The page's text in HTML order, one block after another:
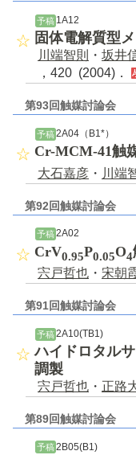
予稿 1A12
固体電解質型
川端智則 ・ 坂井
，420 (2004)．
第93回触媒討論会
予稿 2A04（B1*）
Cr-MCM-41触
大石嘉彦 ・ 川端
第92回触媒討論会
予稿 2A02
CrV0.95P0.05O4
宍戸哲也 ・ 宋朝
第91回触媒討論会
予稿2A10(TB1)
ハイドロタル
調製
宍戸哲也 ・ 正路
第89回触媒討論会
予稿 2B05(B1)